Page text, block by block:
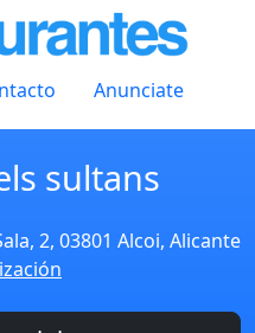
Anunciate
sultans
2, 03801 Alcoi, Alicante